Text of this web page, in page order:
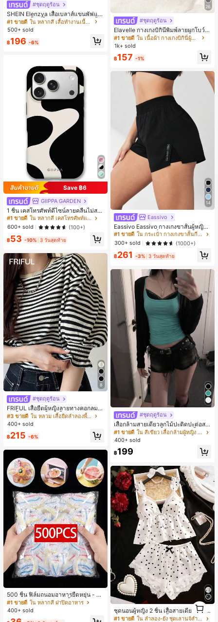
#ชุดฤดูร้อน
SHEIN Elenzya เสื้อเบลาส์แขนพัฟแต่
งระบายสีพื้นสีน้ำเงินสำหรับผู้หญิง, เสื้อ
ครอปเข้ารูปผูกโบว์คอวีตัดกันสำหรับฤ
#1 ขายดี
ใน หลากสี เสื้อทำงานเนื้อผ้านุ่ม
500+ sold
฿196 -6%
Save ฿6
GIIPPA GARDEN
1 ชิ้น เคสโทรศัพท์ดีไซน์ลายคลื่นไม่สม
มาตรสำหรับ Phone 17 Pro Max, เหม
าะสำหรับ Phone 16 Pro Max, 15 Pro
Max, 14 Pro Max, เคสโทรศัพท์สไตล์เ
กาหลีและน่าสนใจ, เข้ากันได้กับ 11/12/
13/14/15/16 Pro Max Plus, ดีไซน์หรู
ขวัญในอุดมคติสำหรับคริสต์มาส, วันว
าเลนไทน์, อีสเตอร์, ฤดูแต่งงานและวันเ
กิดสำหรับแฟนสาว
#1 ขายดี
ใน หลากสี เคสโทรศัพท์แฟชั่น
600+ sold
(100+)
฿53 -10% 3 วันสุดท้าย
8
#ชุดฤดูร้อน
FRIFUL เสื้อยืดผู้หญิงลายทางคอกลมแ
ขนสั้นปลายแขนพับ เสื้อยืดกราฟิกฤดูร้
อน
#3 ขายดี
ใน หลวม เสื้อยืดลำลองพื้นฐาน
400+ sold
฿215 -6%
500 ชิ้น ฟิล์มถนอมอาหารยืดหยุ่น - ฝา
ครอบจานใสยืดหยุ่น, ใช้ซ้ำได้, หลากห
ลายฟังก์ชัน, ไม่มีกลิ่น, ป้องกันฝุ่น เหมา
#1 ขายดี ใน หลากสี ฝาปิดอาหาร
400+ sold
26
#ชุดฤดูร้อน
Elavelle กางเกงบิกินี่พิมพ์ลายผูกโบว์เอ
วสูงสำหรับผู้หญิง, ฤดูใบไม้ผลิ/ฤดูร้อน
#1 ขายดี
ใน เนื้อผ้า กางเกงบิกินี่ผู้หญิง
1k+ sold
฿157 -1%
14
Eassivo
Eassivo Eassivo กางเกงขาสั้นผู้หญิงรั
น 2 ใน 1 ฤดูร้อนที่สบายและกางเกงขา
สั้นพรางแสงแดด
#1 ขายดี
ใน กระเป๋า กางเกงขาสั้นกีฬาผู้หญิง
300+ sold
(1000+)
฿261 -3% 3 วันสุดท้าย
#ชุดฤดูร้อน
เสื้อกล้ามสายเดี่ยวลูกไม้ปะติดปะต่อสไ
ตล์เกาหลี, สุนทรียศาสตร์ Y2K, เสื้อผ้าส
ตรีทแวร์ลำลองฤดูร้อน
#1 ขายดี
ใน สีเขียว เสื้อกล้ามผู้หญิง & Camis
400+ sold
฿199
ชุดนอนผู้หญิง 2 ชิ้น เสื้อสายเดี่ยวคอวีลู
กไม้ พร้อมกางเกงขาสั้นแต่งลูกไม้ แต่ง
#1 ขายดี ใน ลำลอง-ยัง ชุดเลานจ์สำหรับผู้หญิง
1
1